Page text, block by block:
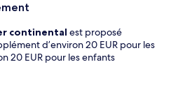
continental est proposé
d’environ 20 EUR pour les
20 EUR pour les enfants